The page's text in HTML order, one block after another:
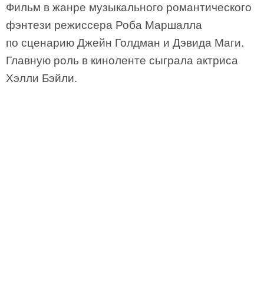
Фильм в жанре музыкального романтического
фэнтези режиссера Роба Маршалла
по сценарию Джейн Голдман и Дэвида Маги.
Главную роль в киноленте сыграла актриса
Хэлли Бэйли.